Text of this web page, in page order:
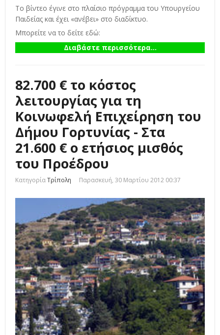
Το βίντεο έγινε στο πλαίσιο πρόγραμμα του Υπουργείου
Παιδείας και έχει «ανέβει» στο διαδίκτυο.
Μπορείτε να το δείτε εδώ:
Διαβάστε περισσότερα...
82.700 € το κόστος
λειτουργίας για τη
Κοινωφελή Επιχείρηση του
Δήμου Γορτυνίας - Στα
21.600 € ο ετήσιος μισθός
του Προέδρου
ΚατηγορίαΤρίπολη Παρασκευή, 30 Μαρτίου 2012 00:37